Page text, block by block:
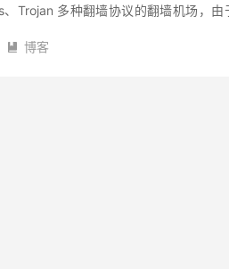
、Trojan 多种翻墙协议的翻墙机场，由
 博客